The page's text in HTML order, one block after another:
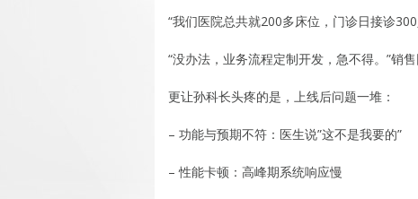
“我们医院总共就200多床位，门诊日接诊
“没办法，业务流程定制开发，急不得。”销售
更让孙科长头疼的是，上线后问题一堆：
– 功能与预期不符：医生说”这不是我要的”
– 性能卡顿：高峰期系统响应慢